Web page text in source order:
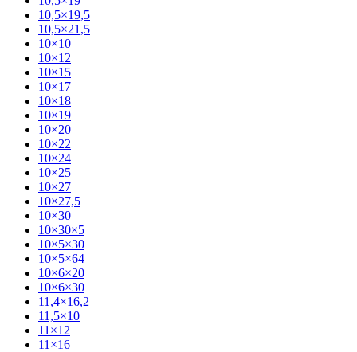
10,5×19,5
10,5×21,5
10×10
10×12
10×15
10×17
10×18
10×19
10×20
10×22
10×24
10×25
10×27
10×27,5
10×30
10×30×5
10×5×30
10×5×64
10×6×20
10×6×30
11,4×16,2
11,5×10
11×12
11×16